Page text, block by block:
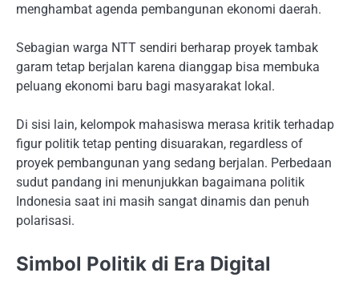
menghambat agenda pembangunan ekonomi daerah.
Sebagian warga NTT sendiri berharap proyek tambak
garam tetap berjalan karena dianggap bisa membuka
peluang ekonomi baru bagi masyarakat lokal.
Di sisi lain, kelompok mahasiswa merasa kritik terhadap
figur politik tetap penting disuarakan, regardless of
proyek pembangunan yang sedang berjalan. Perbedaan
sudut pandang ini menunjukkan bagaimana politik
Indonesia saat ini masih sangat dinamis dan penuh
polarisasi.
Simbol Politik di Era Digital